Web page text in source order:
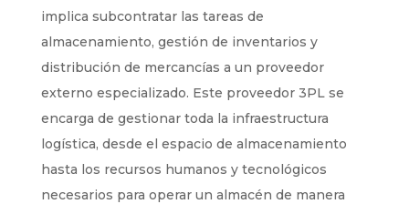
implica subcontratar las tareas de
almacenamiento, gestión de inventarios y
distribución de mercancías a un proveedor
externo especializado. Este proveedor 3PL se
encarga de gestionar toda la infraestructura
logística, desde el espacio de almacenamiento
hasta los recursos humanos y tecnológicos
necesarios para operar un almacén de manera